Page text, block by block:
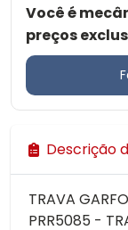
Você é
preços
Descrição
TRAVA
PRR5085 -